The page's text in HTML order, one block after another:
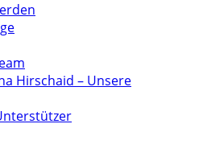
Hirschaid – Unsere